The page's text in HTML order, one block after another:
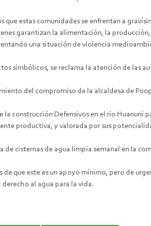
que estas comunidades se enfrentan a
garantizan la alimentación, la
una situación de violencia
simbólicos, se reclama la atención de las
del compromiso de la alcaldesa de
la construcción Defensivos en el rio Huanuni
productiva, y valorada por sus
de cisternas de agua limpia semanal en la
de que este es un apoyo mínimo, pero de
derecho al agua para la vida.